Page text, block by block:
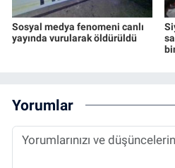
Sosyal medya fenomeni canlı
yayında vurularak öldürüldü
Yorumlar